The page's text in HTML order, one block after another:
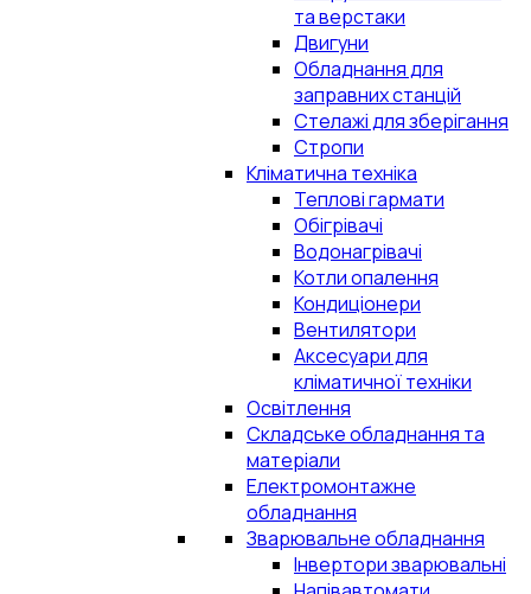
та верстаки
Двигуни
Обладнання для
заправних станцій
Стелажі для зберігання
Стропи
Кліматична техніка
Теплові гармати
Обігрівачі
Водонагрівачі
Котли опалення
Кондиціонери
Вентилятори
Аксесуари для
кліматичної техніки
Освітлення
Складське обладнання та
матеріали
Електромонтажне
обладнання
Зварювальне обладнання
Інвертори зварювальні